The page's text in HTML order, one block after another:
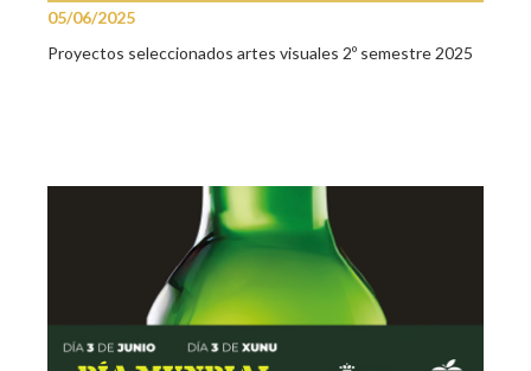
05/06/2025
Proyectos seleccionados artes visuales 2º semestre 2025